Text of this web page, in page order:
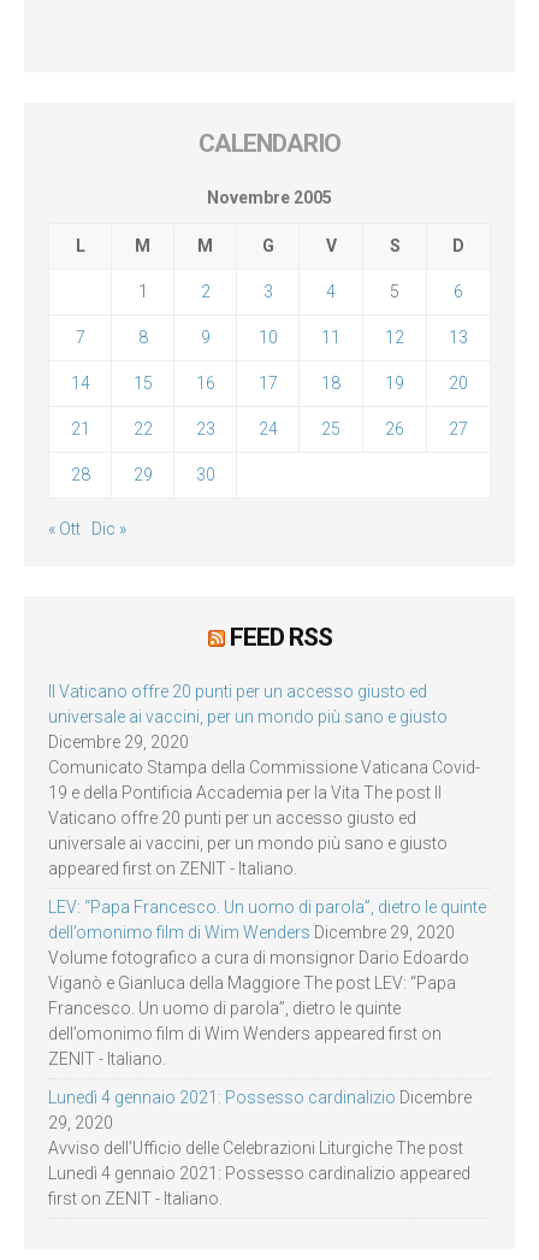
CALENDARIO
Novembre 2005
L M M G V S D
1 2 3 4 5 6
7 8 9 10 11 12 13
14 15 16 17 18 19 20
21 22 23 24 25 26 27
28 29 30
« Ott Dic »
FEED RSS
Il Vaticano offre 20 punti per un accesso giusto ed
universale ai vaccini, per un mondo più sano e giusto
Dicembre 29, 2020
Comunicato Stampa della Commissione Vaticana Covid-
19 e della Pontificia Accademia per la Vita The post Il
Vaticano offre 20 punti per un accesso giusto ed
universale ai vaccini, per un mondo più sano e giusto
appeared first on ZENIT - Italiano.
LEV: “Papa Francesco. Un uomo di parola”, dietro le quinte
dell’omonimo film di Wim Wenders Dicembre 29, 2020
Volume fotografico a cura di monsignor Dario Edoardo
Viganò e Gianluca della Maggiore The post LEV: “Papa
Francesco. Un uomo di parola”, dietro le quinte
dell’omonimo film di Wim Wenders appeared first on
ZENIT - Italiano.
Lunedì 4 gennaio 2021: Possesso cardinalizio Dicembre
29, 2020
Avviso dell’Ufficio delle Celebrazioni Liturgiche The post
Lunedì 4 gennaio 2021: Possesso cardinalizio appeared
first on ZENIT - Italiano.